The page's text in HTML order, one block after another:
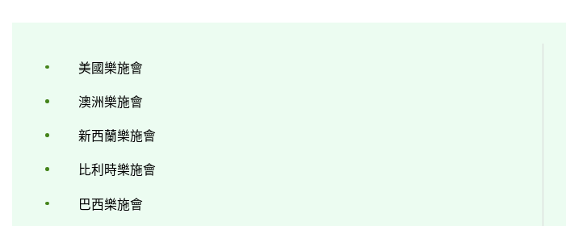
美國樂施會
澳洲樂施會
新西蘭樂施會
比利時樂施會
巴西樂施會